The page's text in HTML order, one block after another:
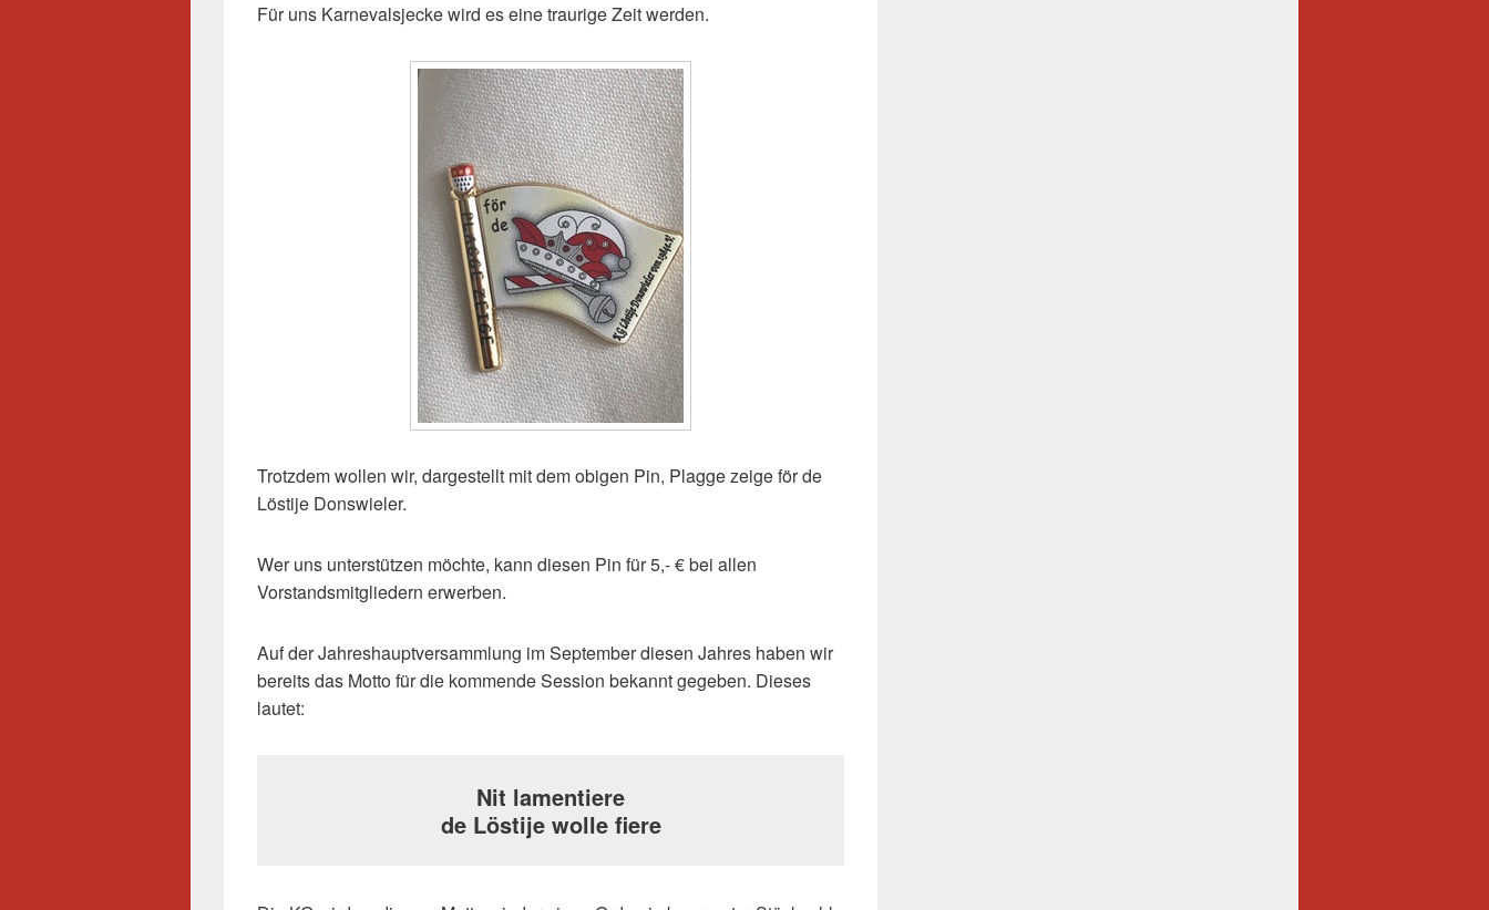
Für uns Karnevalsjecke wird es eine traurige Zeit werden.
Trotzdem wollen wir, dargestellt mit dem obigen Pin, Plagge zeige för de
Löstije Donswieler.
Wer uns unterstützen möchte, kann diesen Pin für 5,- € bei allen
Vorstandsmitgliedern erwerben.
Auf der Jahreshauptversammlung im September diesen Jahres haben wir
bereits das Motto für die kommende Session bekannt gegeben. Dieses
lautet:
Nit lamentiere
de Löstije wolle fiere